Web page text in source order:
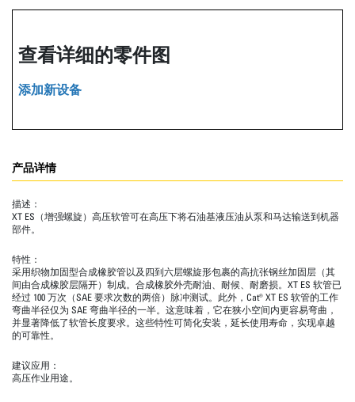
查看详细的零件图
添加新设备
产品详情
描述：
XT ES（增强螺旋）高压软管可在高压下将石油基液压油从泵和马达输送到机器
部件。
特性：
采用织物加固型合成橡胶管以及四到六层螺旋形包裹的高抗张钢丝加固层（其
间由合成橡胶层隔开）制成。合成橡胶外壳耐油、耐候、耐磨损。XT ES 软管已
经过 100 万次（SAE 要求次数的两倍）脉冲测试。此外，Cat® XT ES 软管的工作
弯曲半径仅为 SAE 弯曲半径的一半。这意味着，它在狭小空间内更容易弯曲，
并显著降低了软管长度要求。这些特性可简化安装，延长使用寿命，实现卓越
的可靠性。
建议应用：
高压作业用途。